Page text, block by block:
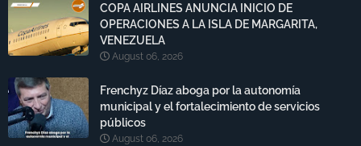
COPA AIRLINES ANUNCIA INICIO DE
OPERACIONES A LA ISLA DE MARGARITA,
VENEZUELA
August 06, 2026
Frenchyz Díaz aboga por la autonomía
municipal y el fortalecimiento de servicios
públicos
August 06, 2026